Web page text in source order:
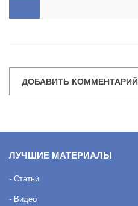
ДОБАВИТЬ КОММЕНТАРИЙ
ЛУЧШИЕ МАТЕРИАЛЫ
- Статьи
- Видео